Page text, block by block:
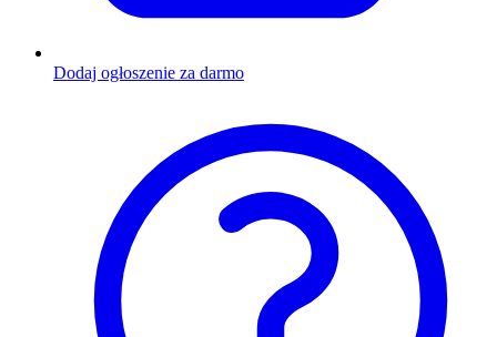
Dodaj ogłoszenie za darmo